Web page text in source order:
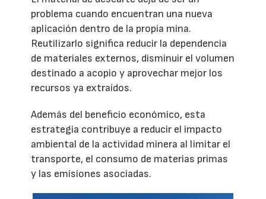
problema cuando encuentran una nueva
aplicación dentro de la propia mina.
Reutilizarlo significa reducir la dependencia
de materiales externos, disminuir el volumen
destinado a acopio y aprovechar mejor los
recursos ya extraídos.
Además del beneficio económico, esta
estrategia contribuye a reducir el impacto
ambiental de la actividad minera al limitar el
transporte, el consumo de materias primas
y las emisiones asociadas.